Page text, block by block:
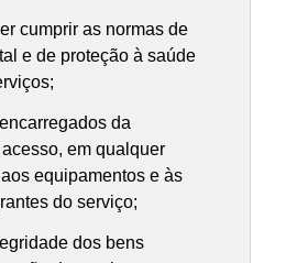
cumprir as normas de
e de proteção à saúde
da
em qualquer
equipamentos e às
do serviço;
dos bens